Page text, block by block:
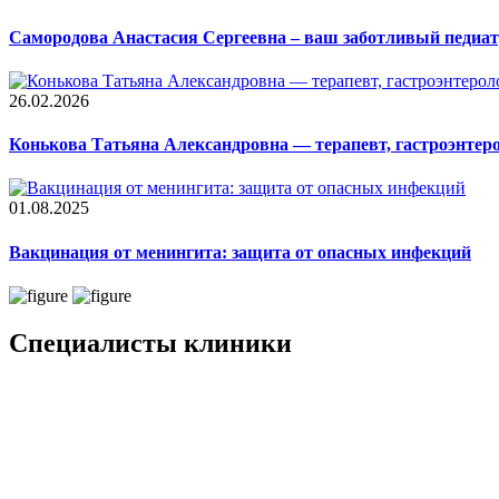
Самородова Анастасия Сергеевна – ваш заботливый
26.02.2026
Конькова Татьяна Александровна — терапевт,
01.08.2025
Вакцинация от менингита: защита от опасных инфекций
Специалисты клиники